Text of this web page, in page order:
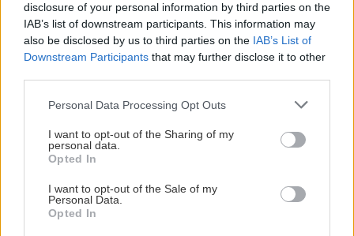
disclosure of your personal information by third parties on the
IAB’s list of downstream participants. This information may
also be disclosed by us to third parties on the IAB’s List of
Downstream Participants that may further disclose it to other
Please note that this website/app uses one or more Google
not limited to your visit or usage behaviour. You may click to
grant or deny consent to Google and its third-party tags to
use your data for below specified purposes in below Google
consent section.
Personal Data Processing Opt Outs
I want to opt-out of the Sharing of my
personal data.
Opted In
I want to opt-out of the Sale of my
Personal Data.
Opted In